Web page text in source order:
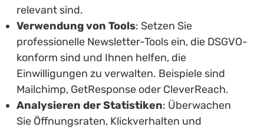
relevant sind.
Verwendung von Tools: Setzen Sie
professionelle Newsletter-Tools ein, die DSGVO-
konform sind und Ihnen helfen, die
Einwilligungen zu verwalten. Beispiele sind
Mailchimp, GetResponse oder CleverReach.
Analysieren der Statistiken: Überwachen
Sie Öffnungsraten, Klickverhalten und